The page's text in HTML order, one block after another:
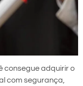
consegue adquirir o
com segurança,